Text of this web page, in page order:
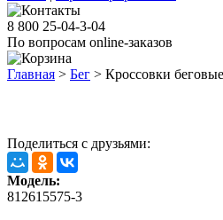
8 800 25-04-3-04
По вопросам online-заказов
Главная > Бег > Кроссовки
Поделиться с друзьями:
Модель:
812615575-3